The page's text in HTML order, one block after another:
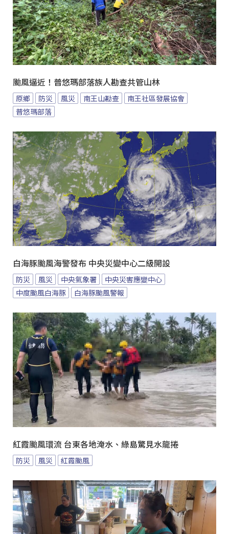
颱風逼近！普悠瑪部落族人勘查共管山林
原鄉 防災 風災 南王山勘查
南王社區發展協會
普悠瑪部落
白海豚颱風海警發布 中央災變中心二級開設
防災 風災 中央氣象署
中央災害應變中心
中度颱風白海豚
白海豚颱風警報
紅霞颱風環流 台東各地淹水、綠島驚見水龍捲
防災 風災 紅霞颱風